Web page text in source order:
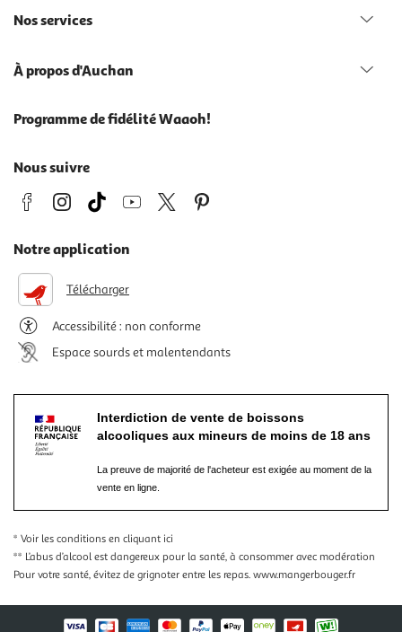
Nos services
À propos d'Auchan
Programme de fidélité Waaoh!
Nous suivre
Notre application
Télécharger
Accessibilité : non conforme
Espace sourds et malentendants
Interdiction de vente de boissons
alcooliques aux mineurs de moins de 18 ans
La preuve de majorité de l'acheteur est exigée au moment de la
vente en ligne.
* Voir les conditions en cliquant ici
** L’abus d’alcool est dangereux pour la santé, à consommer avec modération
Pour votre santé, évitez de grignoter entre les repas. www.mangerbouger.fr